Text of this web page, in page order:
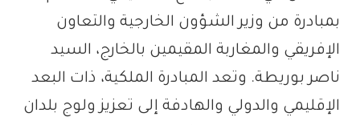
بمبادرة من وزير الشؤون الخارجية والتعاون
الإفريقي والمغاربة المقيمين بالخارج، السيد
ناصر بوريطة. وتعد المبادرة الملكية، ذات البعد
الإقليمي والدولي والهادفة إلى تعزيز ولوج بلدان